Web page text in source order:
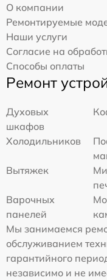
О компании
Ремонтируемые
Наши услуги
Согласие на
Способы оплаты
Ремонт
Духовых
шкафов
Холодильников
Вытяжек
Варочных
панелей
Мы занимаемся
обслуживанием
гарантийного
независимо и не